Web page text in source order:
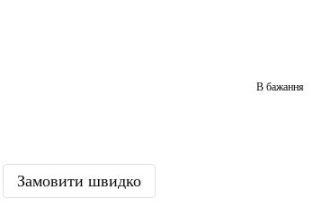
В бажання
Замовити швидко